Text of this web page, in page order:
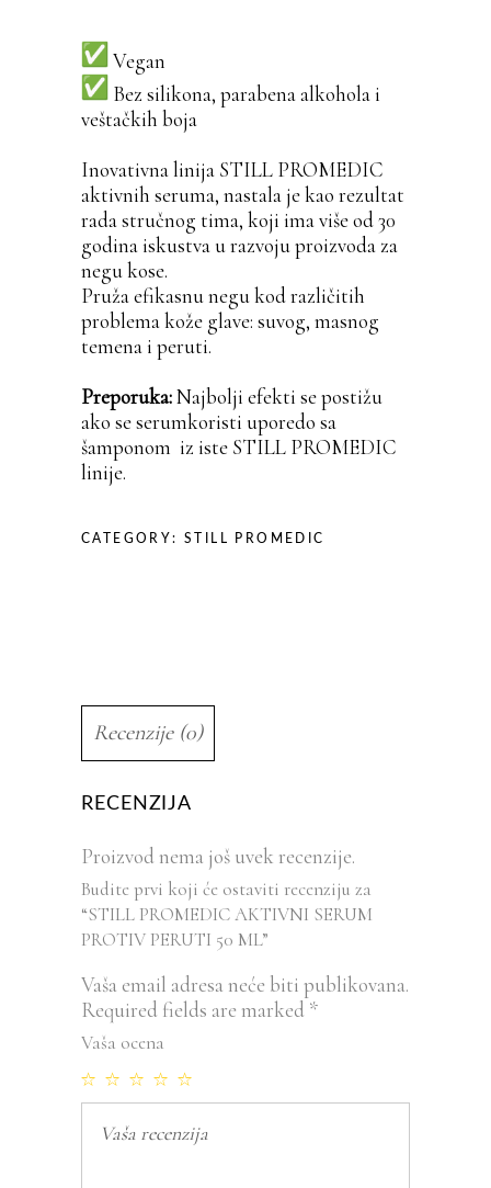
Vegan
Bez silikona, parabena alkohola i
veštačkih boja
Inovativna linija STILL PROMEDIC
aktivnih seruma, nastala je kao rezultat
rada stručnog tima, koji ima više od 30
godina iskustva u razvoju proizvoda za
negu kose.
Pruža efikasnu negu kod različitih
problema kože glave: suvog, masnog
temena i peruti.
Preporuka:Najbolji efekti se postižu
ako se serumkoristi uporedo sa
šamponom iz iste STILL PROMEDIC
linije.
CATEGORY:STILL PROMEDIC
Recenzije (0)
RECENZIJA
Proizvod nema još uvek recenzije.
Budite prvi koji će ostaviti recenziju za
“STILL PROMEDIC AKTIVNI SERUM
PROTIV PERUTI 50 ML”
Vaša email adresa neće biti publikovana.
Required fields are marked *
Vaša ocena